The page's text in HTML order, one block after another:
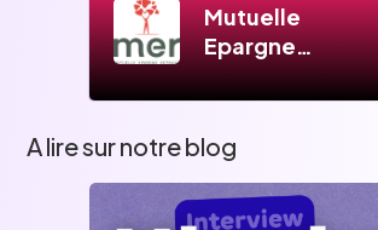
Mutuelle
Epargne
Retraite
A lire sur notre blog